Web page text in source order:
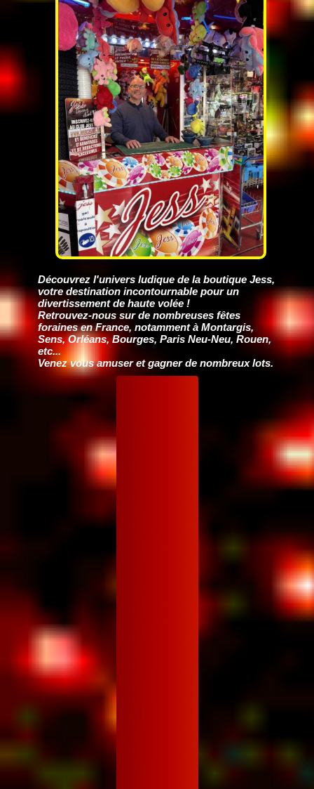
Découvrez l'univers ludique de la boutique Jess,
votre destination incontournable pour un
divertissement de haute volée !
Retrouvez-nous sur de nombreuses fêtes
foraines en France, notamment à Montargis,
Sens, Orléans, Bourges, Paris Neu-Neu, Rouen,
etc...
Venez vous amuser et gagner de nombreux lots.